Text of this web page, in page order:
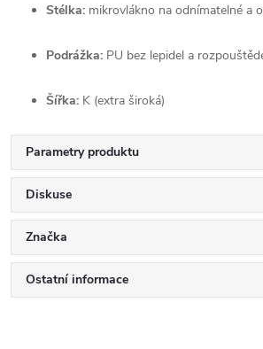
Stélka: mikrovlákno na odnímatelné a
Podrážka: PU bez lepidel a
Šířka: K (extra široká)
Parametry produktu
Diskuse
Značka
Ostatní informace